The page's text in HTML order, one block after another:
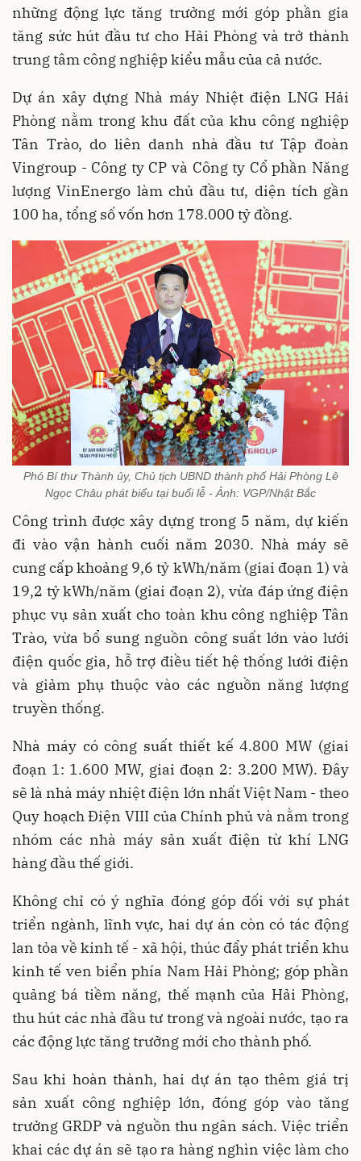
những động lực tăng trưởng mới góp phần gia
tăng sức hút đầu tư cho Hải Phòng và trở thành
trung tâm công nghiệp kiểu mẫu của cả nước.
Dự án xây dựng Nhà máy Nhiệt điện LNG Hải
Phòng nằm trong khu đất của khu công nghiệp
Tân Trào, do liên danh nhà đầu tư Tập đoàn
Vingroup - Công ty CP và Công ty Cổ phần Năng
lượng VinEnergo làm chủ đầu tư, diện tích gần
100 ha, tổng số vốn hơn 178.000 tỷ đồng.
Phó Bí thư Thành ủy, Chủ tịch UBND thành phố Hải Phòng Lê
Ngọc Châu phát biểu tại buổi lễ - Ảnh: VGP/Nhật Bắc
Công trình được xây dựng trong 5 năm, dự kiến
đi vào vận hành cuối năm 2030. Nhà máy sẽ
cung cấp khoảng 9,6 tỷ kWh/năm (giai đoạn 1) và
19,2 tỷ kWh/năm (giai đoạn 2), vừa đáp ứng điện
phục vụ sản xuất cho toàn khu công nghiệp Tân
Trào, vừa bổ sung nguồn công suất lớn vào lưới
điện quốc gia, hỗ trợ điều tiết hệ thống lưới điện
và giảm phụ thuộc vào các nguồn năng lượng
truyền thống.
Nhà máy có công suất thiết kế 4.800 MW (giai
đoạn 1: 1.600 MW, giai đoạn 2: 3.200 MW). Đây
sẽ là nhà máy nhiệt điện lớn nhất Việt Nam - theo
Quy hoạch Điện VIII của Chính phủ và nằm trong
nhóm các nhà máy sản xuất điện từ khí LNG
hàng đầu thế giới.
Không chỉ có ý nghĩa đóng góp đối với sự phát
triển ngành, lĩnh vực, hai dự án còn có tác động
lan tỏa về kinh tế - xã hội, thúc đẩy phát triển khu
kinh tế ven biển phía Nam Hải Phòng; góp phần
quảng bá tiềm năng, thế mạnh của Hải Phòng,
thu hút các nhà đầu tư trong và ngoài nước, tạo ra
các động lực tăng trưởng mới cho thành phố.
Sau khi hoàn thành, hai dự án tạo thêm giá trị
sản xuất công nghiệp lớn, đóng góp vào tăng
trưởng GRDP và nguồn thu ngân sách. Việc triển
khai các dự án sẽ tạo ra hàng nghìn việc làm cho